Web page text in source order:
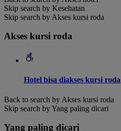
Skip search by Kesehatan
Skip search by Akses kursi roda
Akses kursi roda
Hotel bisa diakses kursi roda
Back to search by Akses kursi roda
Skip search by Yang paling dicari
Yang paling dicari